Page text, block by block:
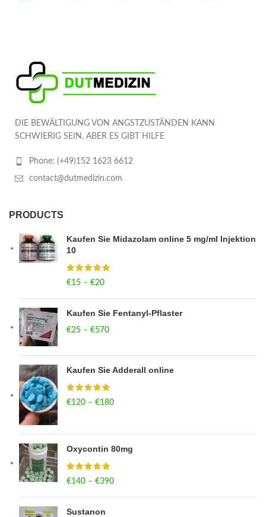
DIE BEWÄLTIGUNG VON ANGSTZUSTÄNDEN KANN
SCHWIERIG SEIN, ABER ES GIBT HILFE
Phone: (+49)152 1623 6612
contact@dutmedizin.com
PRODUCTS
Kaufen Sie Midazolam online 5 mg/ml Injektion
10
€15 – €20
Kaufen Sie Fentanyl-Pflaster
€25 – €570
Kaufen Sie Adderall online
€120 – €180
Oxycontin 80mg
€140 – €390
Sustanon